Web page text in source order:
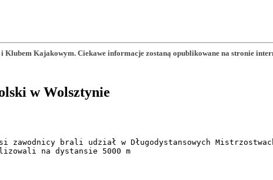
Kajakowym. Ciekawe informacje zostaną opublikowane na stronie
w Wolsztynie
zawodnicy brali udział w Długodystansowych
na dystansie 5000 m